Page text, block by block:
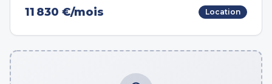
11 830 €/mois Location